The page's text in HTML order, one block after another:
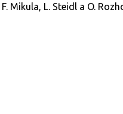
Mikula, L. Steidl a O.